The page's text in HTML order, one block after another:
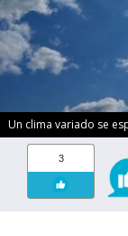
Un clima variado se
3